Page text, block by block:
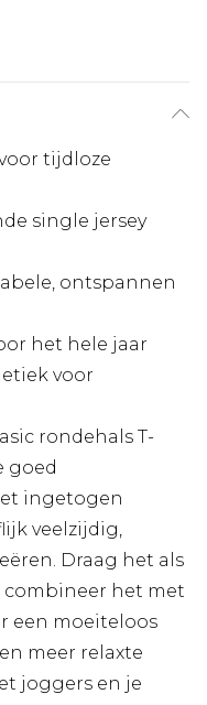
tijdloze
single jersey
ontspannen
het hele jaar
voor
rondehals T-
goed
ingetogen
veelzijdig,
Draag het als
combineer het met
een moeiteloos
meer relaxte
joggers en je